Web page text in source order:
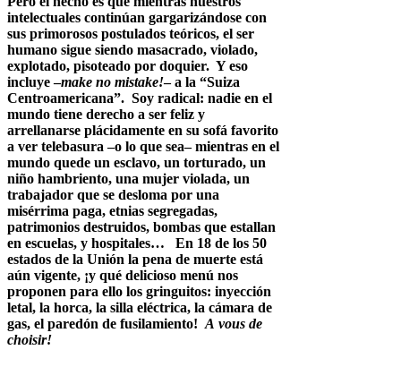
intelectuales continúan gargarizándose con
sus primorosos postulados teóricos, el ser
humano sigue siendo masacrado, violado,
explotado, pisoteado por doquier. Y eso
incluye –make no mistake!– a la “Suiza
Centroamericana”. Soy radical: nadie en el
mundo tiene derecho a ser feliz y
arrellanarse plácidamente en su sofá favorito
a ver telebasura –o lo que sea– mientras en el
mundo quede un esclavo, un torturado, un
niño hambriento, una mujer violada, un
trabajador que se desloma por una
misérrima paga, etnias segregadas,
patrimonios destruidos, bombas que estallan
en escuelas, y hospitales… En 18 de los 50
estados de la Unión la pena de muerte está
aún vigente, ¡y qué delicioso menú nos
proponen para ello los gringuitos: inyección
letal, la horca, la silla eléctrica, la cámara de
gas, el paredón de fusilamiento! A vous de
choisir!